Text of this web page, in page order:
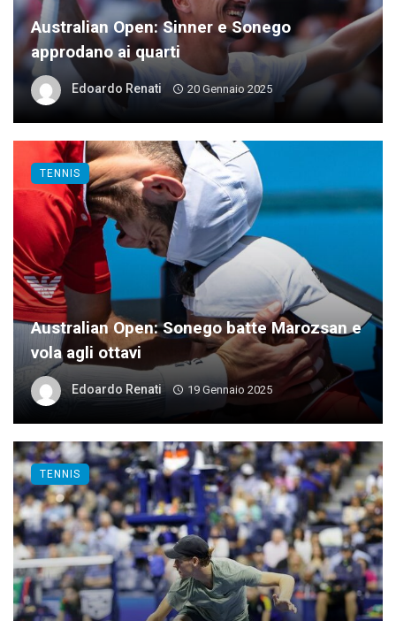
Australian Open: Sinner e Sonego
approdano ai quarti
Edoardo Renati 20 Gennaio 2025
Australian Open: Sonego batte Marozsan e
vola agli ottavi
Edoardo Renati 19 Gennaio 2025
TENNIS
TENNIS